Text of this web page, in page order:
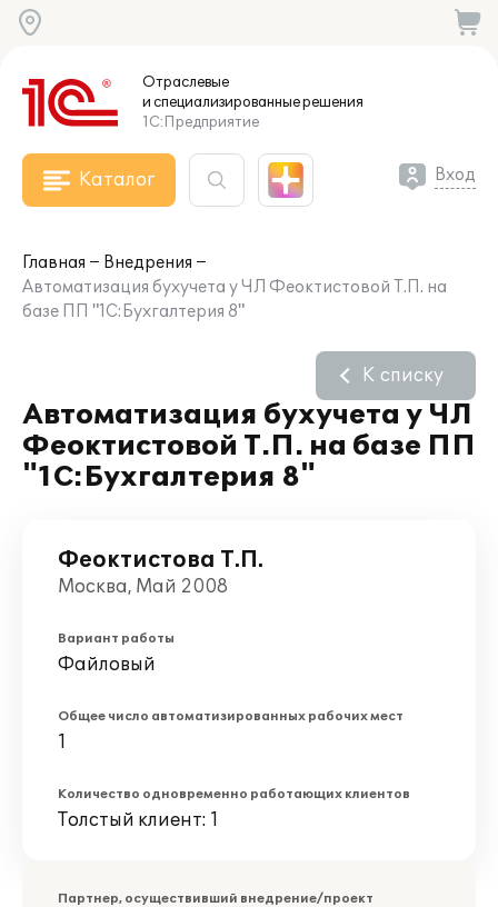
Отраслевые
и специализированныерешения
1С:Предприятие
Каталог Вход
Главная
Внедрения
Автоматизация бухучета у ЧЛ Феоктистовой Т.П. на
базе ПП "1С:Бухгалтерия 8"
Автоматизация бухучета у ЧЛ
Феоктистовой Т.П. на базе ПП
"1С:Бухгалтерия 8"
К списку
Феоктистова Т.П.
Москва, Май 2008
Вариант работы
Файловый
Общее число автоматизированных рабочих мест
1
Количество одновременно работающих клиентов
Толстый клиент: 1
Партнер, осуществивший внедрение/проект